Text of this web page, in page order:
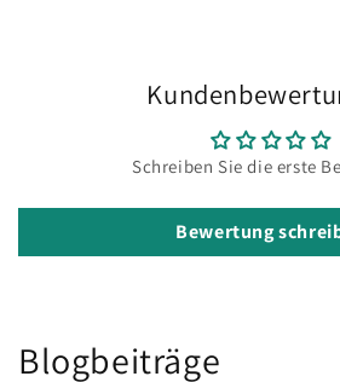
Schreiben Sie die erste
Bewertung
Blogbeiträge